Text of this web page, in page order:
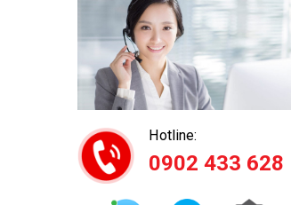
Hotline:
0902 433 628